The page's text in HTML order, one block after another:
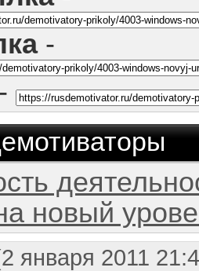
-
-
новый
января 2011